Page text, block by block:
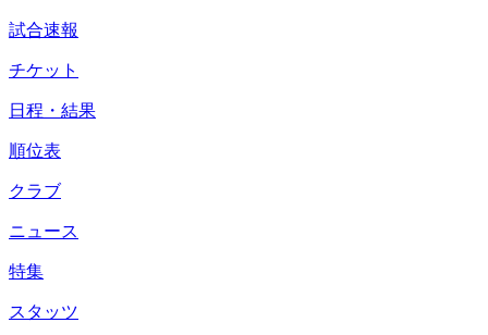
試合速報
チケット
日程・結果
順位表
クラブ
ニュース
特集
スタッツ